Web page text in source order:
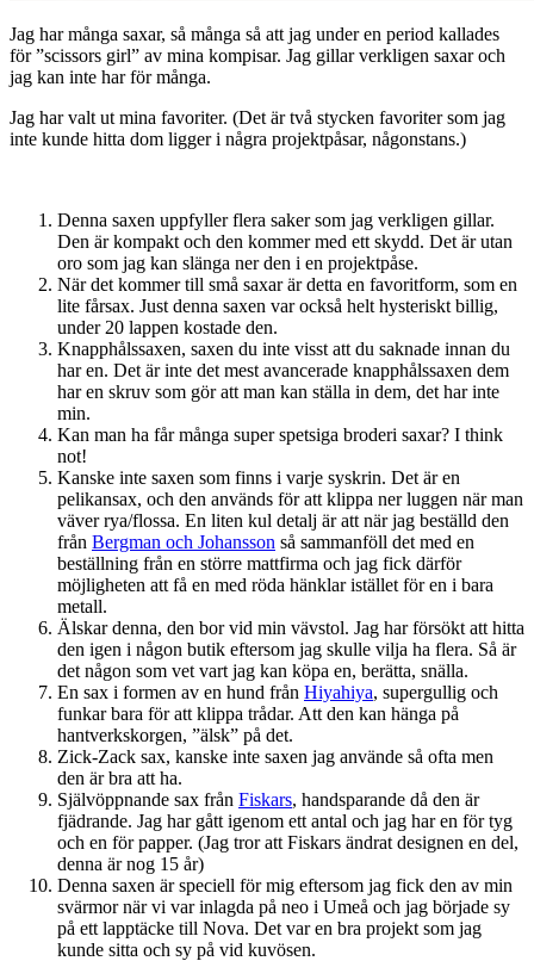
Jag har många saxar, så många så att jag under en period kallades
för ”scissors girl” av mina kompisar. Jag gillar verkligen saxar och
jag kan inte har för många.
Jag har valt ut mina favoriter. (Det är två stycken favoriter som jag
inte kunde hitta dom ligger i några projektpåsar, någonstans.)
Denna saxen uppfyller flera saker som jag verkligen gillar.
Den är kompakt och den kommer med ett skydd. Det är utan
oro som jag kan slänga ner den i en projektpåse.
När det kommer till små saxar är detta en favoritform, som en
lite fårsax. Just denna saxen var också helt hysteriskt billig,
under 20 lappen kostade den.
Knapphålssaxen, saxen du inte visst att du saknade innan du
har en. Det är inte det mest avancerade knapphålssaxen dem
har en skruv som gör att man kan ställa in dem, det har inte
min.
Kan man ha får många super spetsiga broderi saxar? I think
not!
Kanske inte saxen som finns i varje syskrin. Det är en
pelikansax, och den används för att klippa ner luggen när man
väver rya/flossa. En liten kul detalj är att när jag beställd den
från Bergman och Johansson så sammanföll det med en
beställning från en större mattfirma och jag fick därför
möjligheten att få en med röda hänklar istället för en i bara
metall.
Älskar denna, den bor vid min vävstol. Jag har försökt att hitta
den igen i någon butik eftersom jag skulle vilja ha flera. Så är
det någon som vet vart jag kan köpa en, berätta, snälla.
En sax i formen av en hund från Hiyahiya, supergullig och
funkar bara för att klippa trådar. Att den kan hänga på
hantverkskorgen, ”älsk” på det.
Zick-Zack sax, kanske inte saxen jag använde så ofta men
den är bra att ha.
Självöppnande sax från Fiskars, handsparande då den är
fjädrande. Jag har gått igenom ett antal och jag har en för tyg
och en för papper. (Jag tror att Fiskars ändrat designen en del,
denna är nog 15 år)
Denna saxen är speciell för mig eftersom jag fick den av min
svärmor när vi var inlagda på neo i Umeå och jag började sy
på ett lapptäcke till Nova. Det var en bra projekt som jag
kunde sitta och sy på vid kuvösen.